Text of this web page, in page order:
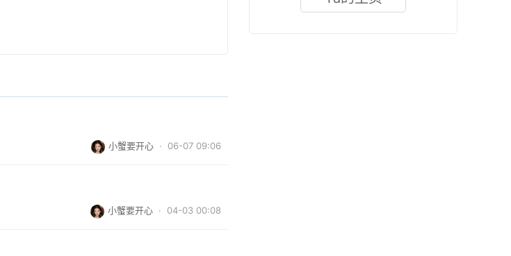
小蟹要开心 · 06-07 09:06
小蟹要开心 · 04-03 00:08